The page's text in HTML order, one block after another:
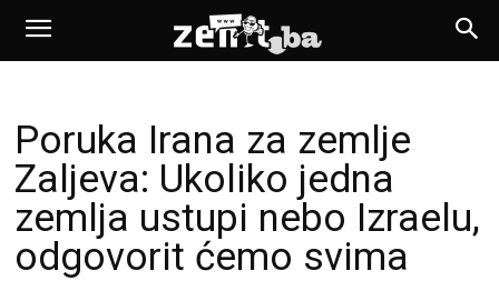
Poruka Irana za zemlje
Zaljeva: Ukoliko jedna
zemlja ustupi nebo Izraelu,
odgovorit ćemo svima